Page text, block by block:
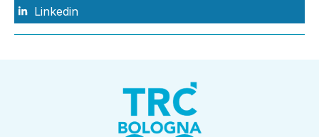
Linkedin